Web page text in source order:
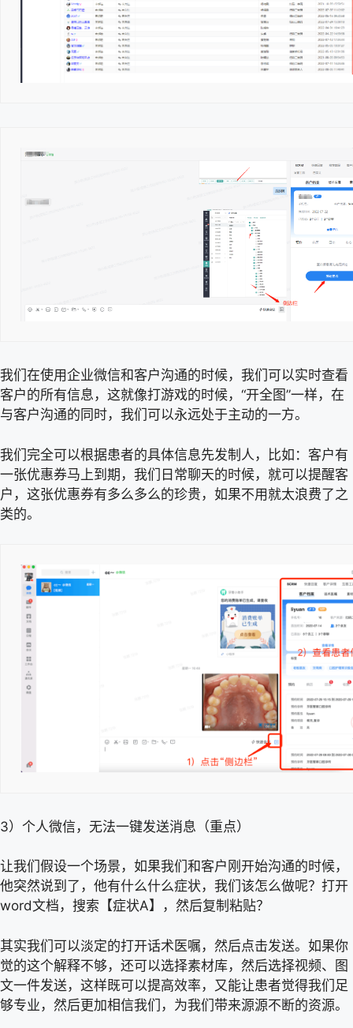
我们在使用企业微信和客户沟通的时候，我们可以实时查看
客户的所有信息，这就像打游戏的时候，“开全图”一样，在
与客户沟通的同时，我们可以永远处于主动的一方。
我们完全可以根据患者的具体信息先发制人，比如：客户有
一张优惠券马上到期，我们日常聊天的时候，就可以提醒客
户，这张优惠券有多么多么的珍贵，如果不用就太浪费了之
类的。
3）个人微信，无法一键发送消息（重点）
让我们假设一个场景，如果我们和客户刚开始沟通的时候，
他突然说到了，他有什么什么症状，我们该怎么做呢？打开
word文档，搜索【症状A】，然后复制粘贴？
其实我们可以淡定的打开话术医嘱，然后点击发送。如果你
觉的这个解释不够，还可以选择素材库，然后选择视频、图
文一件发送，这样既可以提高效率，又能让患者觉得我们足
够专业，然后更加相信我们，为我们带来源源不断的资源。